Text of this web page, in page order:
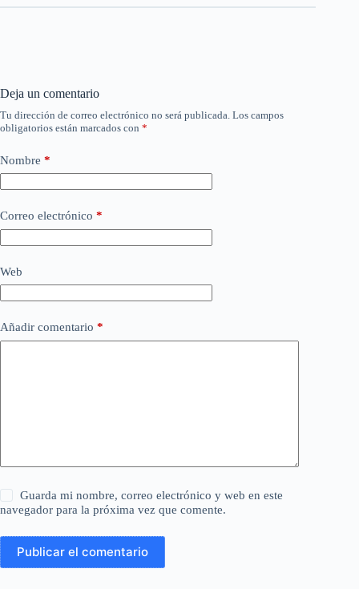
Deja un comentario
Tu dirección de correo electrónico no será publicada. Los campos
obligatorios están marcados con *
Nombre *
Correo electrónico *
Web
Añadir comentario *
Guarda mi nombre, correo electrónico y web en este
navegador para la próxima vez que comente.
Publicar el comentario